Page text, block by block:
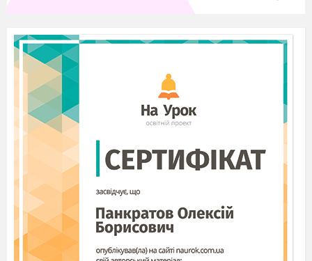
ВиконатиВставленняІлюстрації
Фігури.
Вибрати в списку кнопки потрібний
інструмент.
Виділити на слайді область для
розміщення примітива.
Після вставлення на слайд графічного
примітива або після вибору раніше
вставленого на
тимчасовий розділ
вкладкоюФормат.
Для форматування примітива
використовуються елементи керування
групи
Стилі фігур.